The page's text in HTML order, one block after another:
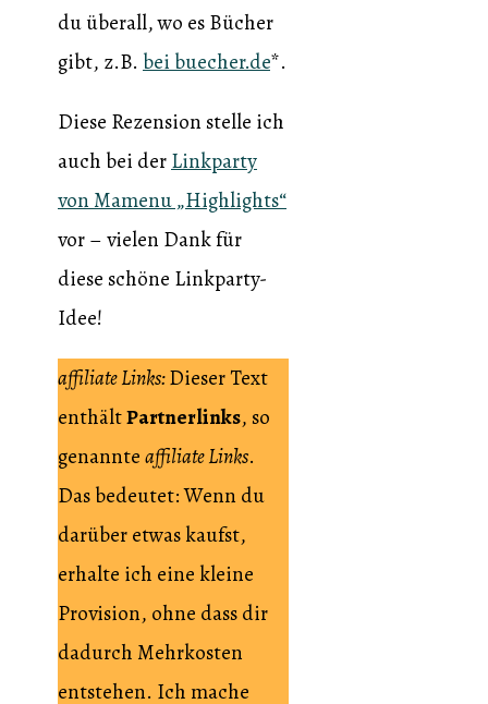
du überall, wo es Bücher
gibt, z.B. bei buecher.de*.
Diese Rezension stelle ich
auch bei derLinkparty
von Mamenu „Highlights“
vor – vielen Dank für
diese schöne Linkparty-
Idee!
affiliate Links:Dieser Text
enthältPartnerlinks, so
genannteaffiliate Links.
Das bedeutet: Wenn du
darüber etwas kaufst,
erhalte ich eine kleine
Provision, ohne dass dir
dadurch Mehrkosten
entstehen. Ich mache